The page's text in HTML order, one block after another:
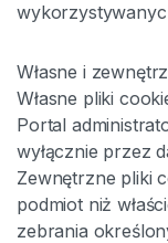
Własne i
Własne pliki
Portal
wyłącznie przez
Zewnętrzne pliki
podmiot niż
zebrania